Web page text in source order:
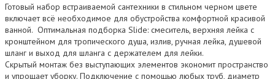
смесителем
скрытого
монтажа
с
верхней
и
ручной
Готовый набор встраиваемой сантехники в стильном черном цвете
включает всё необходимое для обустройства комфортной красивой
ванной. Оптимальная подборка Slide: смеситель, верхняя лейка с
кронштейном для тропического душа, излив, ручная лейка, душевой
шланг и выход для шланга с держателем для лейки.
Скрытый монтаж без выступающих элементов экономит пространство
и упрощает уборку. Подключение с помощью любых труб, диаметр